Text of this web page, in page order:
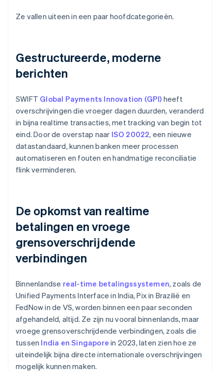
Ze vallen uiteen in een paar hoofdcategorieën.
Gestructureerde, moderne
berichten
SWIFT Global Payments Innovation (GPI) heeft
overschrijvingen die vroeger dagen duurden, veranderd
in bijna realtime transacties, met tracking van begin tot
eind. Door de overstap naar ISO 20022, een nieuwe
datastandaard, kunnen banken meer processen
automatiseren en fouten en handmatige reconciliatie
flink verminderen.
De opkomst van realtime
betalingen en vroege
grensoverschrijdende
verbindingen
Binnenlandse real-time betalingssystemen, zoals de
Unified Payments Interface in India, Pix in Brazilië en
FedNow in de VS, worden binnen een paar seconden
afgehandeld, altijd. Ze zijn nu vooral binnenlands, maar
vroege grensoverschrijdende verbindingen, zoals die
tussen India en Singapore in 2023, laten zien hoe ze
uiteindelijk bijna directe internationale overschrijvingen
mogelijk kunnen maken.